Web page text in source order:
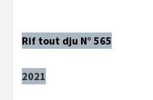
Rif tout dju N° 565
2021